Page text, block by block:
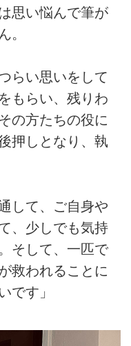
思い悩んで筆が
。
らい思いをして
もらい、残りわ
の方たちの役に
押しとなり、執
して、ご自身や
、少しでも気持
そして、一匹で
救われることに
です」